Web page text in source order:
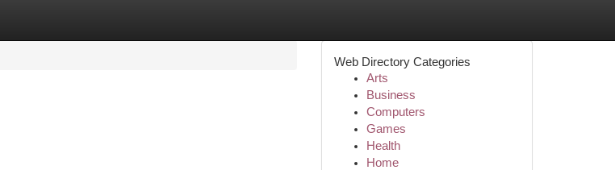
Web Directory Categories
Arts
Business
Computers
Games
Health
Home